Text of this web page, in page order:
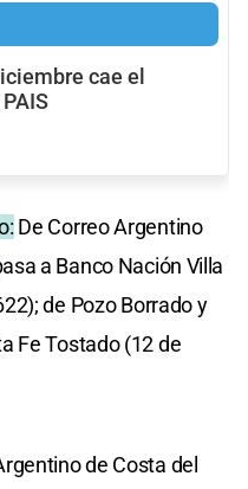
cae el
De Correo Argentino
a Banco Nación Villa
de Pozo Borrado y
Fe Tostado (12 de
de Costa del